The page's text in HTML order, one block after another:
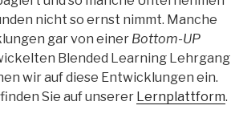
nicht so ernst nimmt. Manche
gar von einer Bottom-UP
Blended Learning Lehrgang
wir auf diese Entwicklungen ein.
Sie auf unserer Lernplattform.